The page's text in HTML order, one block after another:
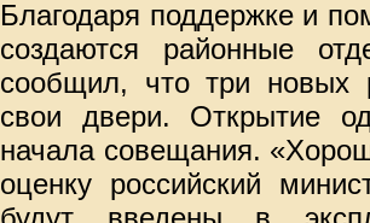
Благодаря поддержке и
создаются районные
сообщил, что три новых
свои двери. Открытие
начала совещания.
оценку российский